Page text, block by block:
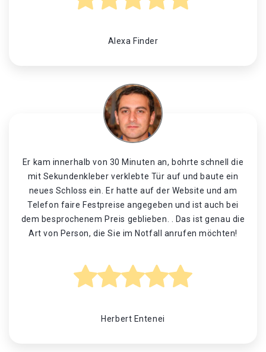
Alexa Finder
Er kam innerhalb von 30 Minuten an, bohrte schnell die
mit Sekundenkleber verklebte Tür auf und baute ein
neues Schloss ein. Er hatte auf der Website und am
Telefon faire Festpreise angegeben und ist auch bei
dem besprochenem Preis geblieben. . Das ist genau die
Art von Person, die Sie im Notfall anrufen möchten!
Herbert Entenei